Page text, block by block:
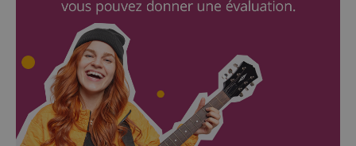
Strictement nécessaire
Performance
Ciblage
Fonctionnalité
Les cookies strictement nécessaires permettent des